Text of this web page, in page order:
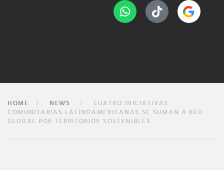
HOME NEWS
CUATRO INICIATIVAS
COMUNITARIAS LATINOAMERICANAS SE SUMAN A RED
GLOBAL POR TERRITORIOS SOSTENIBLES